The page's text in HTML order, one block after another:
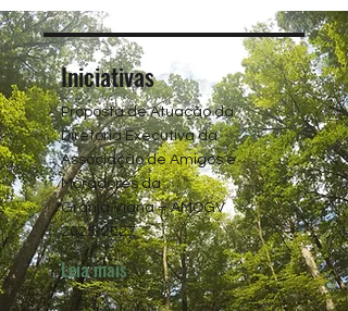
Iniciativas
Proposta de Atuação da
Diretoria Executiva da
Associação de Amigos e
Moradores da
Granja Viana – AMOGV
2025/2027
Leia mais